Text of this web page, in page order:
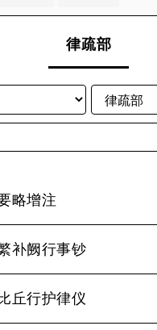
律疏部
略增注
补阙行事钞
丘行护律仪